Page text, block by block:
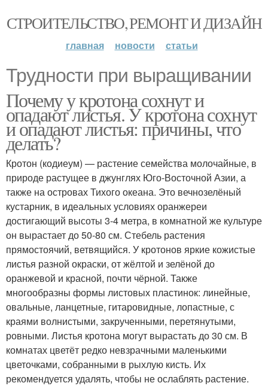
СТРОИТЕЛЬСТВО, РЕМОНТ И ДИЗАЙН
главная новости статьи
Трудности при выращивании
Почему у кротона сохнут и
опадают листья. У кротона сохнут
и опадают листья: причины, что
делать?
Кротон (кодиеум) — растение семейства молочайные, в
природе растущее в джунглях Юго-Восточной Азии, а
также на островах Тихого океана. Это вечнозелёный
кустарник, в идеальных условиях оранжереи
достигающий высоты 3-4 метра, в комнатной же культуре
он вырастает до 50-80 см. Стебель растения
прямостоячий, ветвящийся. У кротонов яркие кожистые
листья разной окраски, от жёлтой и зелёной до
оранжевой и красной, почти чёрной. Также
многообразны формы листовых пластинок: линейные,
овальные, ланцетные, гитаровидные, лопастные, с
краями волнистыми, закрученными, перетянутыми,
ровными. Листья кротона могут вырастать до 30 см. В
комнатах цветёт редко невзрачными маленькими
цветочками, собранными в рыхлую кисть. Их
рекомендуется удалять, чтобы не ослаблять растение.